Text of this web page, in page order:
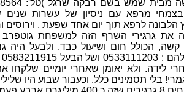
ניסן. נודע לי על אשה
מרפא עם ניסיון של עשרות שנים
לרפא תוך יום אחד שפעת , וירוסים
את גרגירי השרף הזה למשפחת גוטפרב
קשה, הכולל חום ושיעול כבד. ולבעל היה
לידה. ולא יאומן שאחרי יומיים שלקחו
בלי תסמינים כלל. וכעבור שבוע היו שלילי